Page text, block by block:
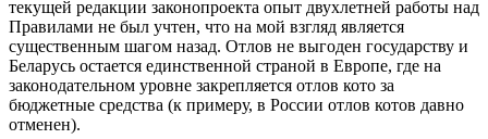
текущей редакции законопроекта опыт двухлетней работы над
Правилами не был учтен, что на мой взгляд является
существенным шагом назад. Отлов не выгоден государству и
Беларусь остается единственной страной в Европе, где на
законодательном уровне закрепляется отлов кото за
бюджетные средства (к примеру, в России отлов котов давно
отменен).